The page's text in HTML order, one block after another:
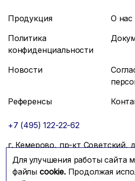
Для улучшения работы сайта
файлы cookie.Продолжая
Продукция
О нас
Политика
конфиденциальности
Новости
Референсы
+7 (495) 122-22-62
г. Кемерово, пр-кт Советский,
info@mfmc.ru
Связаться с